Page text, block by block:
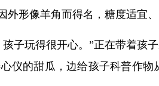
外形像羊角而得名，糖度适宜
子玩得很开心。”正在带着孩
仪的甜瓜，边给孩子科普作